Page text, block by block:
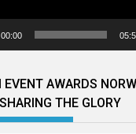
00:00
EVENT AWARDS
THE GLORY